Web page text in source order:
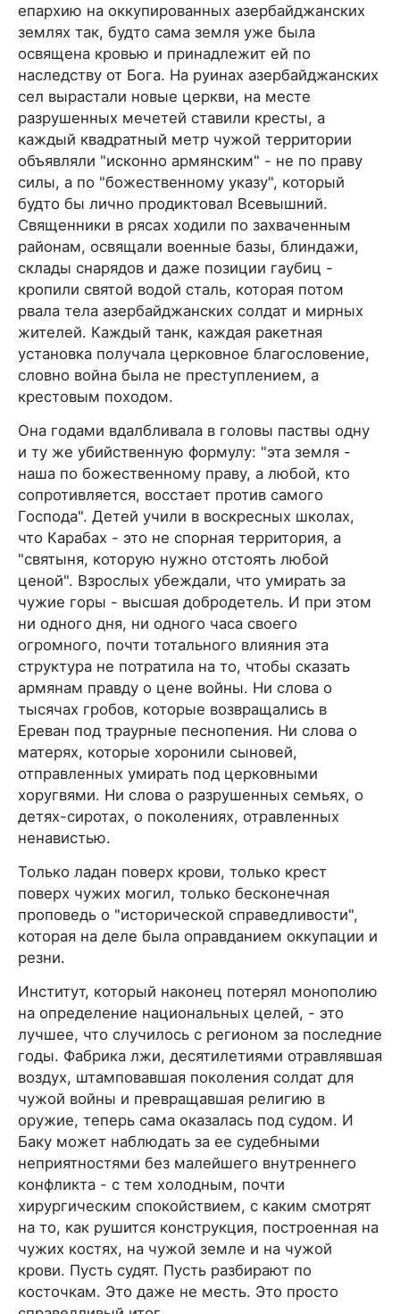
епархию на оккупированных азербайджанских
землях так, будто сама земля уже была
освящена кровью и принадлежит ей по
наследству от Бога. На руинах азербайджанских
сел вырастали новые церкви, на месте
разрушенных мечетей ставили кресты, а
каждый квадратный метр чужой территории
объявляли "исконно армянским" - не по праву
силы, а по "божественному указу", который
будто бы лично продиктовал Всевышний.
Священники в рясах ходили по захваченным
районам, освящали военные базы, блиндажи,
склады снарядов и даже позиции гаубиц -
кропили святой водой сталь, которая потом
рвала тела азербайджанских солдат и мирных
жителей. Каждый танк, каждая ракетная
установка получала церковное благословение,
словно война была не преступлением, а
крестовым походом.
Она годами вдалбливала в головы паствы одну
и ту же убийственную формулу: "эта земля -
наша по божественному праву, а любой, кто
сопротивляется, восстает против самого
Господа". Детей учили в воскресных школах,
что Карабах - это не спорная территория, а
"святыня, которую нужно отстоять любой
ценой". Взрослых убеждали, что умирать за
чужие горы - высшая добродетель. И при этом
ни одного дня, ни одного часа своего
огромного, почти тотального влияния эта
структура не потратила на то, чтобы сказать
армянам правду о цене войны. Ни слова о
тысячах гробов, которые возвращались в
Ереван под траурные песнопения. Ни слова о
матерях, которые хоронили сыновей,
отправленных умирать под церковными
хоругвями. Ни слова о разрушенных семьях, о
детях-сиротах, о поколениях, отравленных
ненавистью.
Только ладан поверх крови, только крест
поверх чужих могил, только бесконечная
проповедь о "исторической справедливости",
которая на деле была оправданием оккупации и
резни.
Институт, который наконец потерял монополию
на определение национальных целей, - это
лучшее, что случилось с регионом за последние
годы. Фабрика лжи, десятилетиями отравлявшая
воздух, штамповавшая поколения солдат для
чужой войны и превращавшая религию в
оружие, теперь сама оказалась под судом. И
Баку может наблюдать за ее судебными
неприятностями без малейшего внутреннего
конфликта - с тем холодным, почти
хирургическим спокойствием, с каким смотрят
на то, как рушится конструкция, построенная на
чужих костях, на чужой земле и на чужой
крови. Пусть судят. Пусть разбирают по
косточкам. Это даже не месть. Это просто